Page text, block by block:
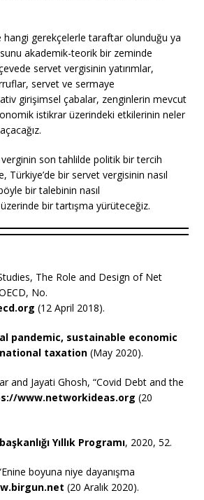
hangi gerekçelerle taraftar olunduğu ya
akademik-teorik bir zeminde
servet vergisinin yatırımlar,
servet ve sermaye
girişimsel çabalar, zenginlerin mevcut
istikrar üzerindeki etkilerinin neler
son tahlilde politik bir tercih
Türkiye’de bir servet vergisinin nasıl
bir talebinin nasıl
bir tartışma yürüteceğiz.
The Role and Design of Net
No.
(12 April 2018).
pandemic, sustainable economic
taxation (May 2020).
and Jayati Ghosh, “Covid Debt and the
www.networkideas.org (20
Yıllık Programı, 2020, 52.
boyuna niye dayanışma
(20 Aralık 2020).